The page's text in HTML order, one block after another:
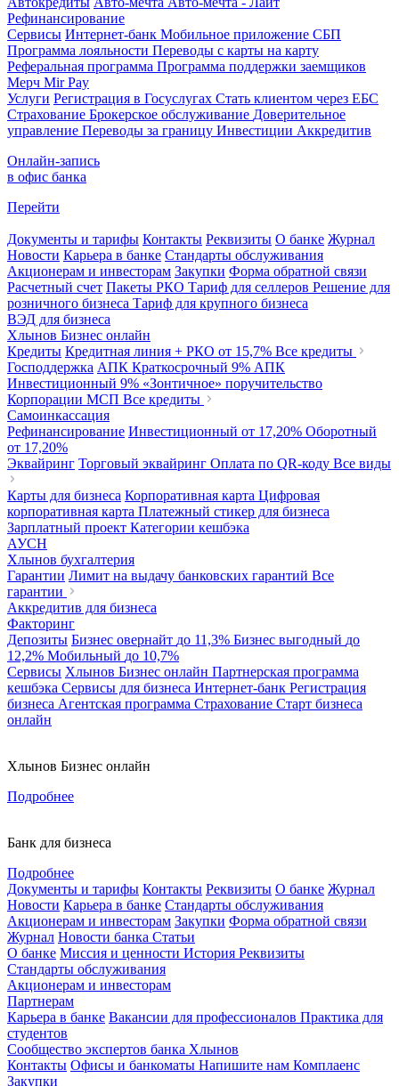
Рефинансирование
Сервисы Интернет-банк Мобильное приложение СБП
Программа лояльности Переводы с карты на карту
Реферальная программа Программа поддержки заемщиков
Мерч Mir Pay
Услуги Регистрация в Госуслугах Стать клиентом через ЕБС
Страхование Брокерское обслуживание Доверительное
управление Переводы за границу Инвестиции Аккредитив
Онлайн-запись
в офис банка
Перейти
Документы и тарифы Контакты Реквизиты О банке Журнал
Новости Карьера в банке Стандарты обслуживания
Акционерам и инвесторам Закупки Форма обратной связи
Расчетный счет Пакеты РКО Тариф для селлеров Решение для
розничного бизнеса Тариф для крупного бизнеса
ВЭД для бизнеса
Хлынов Бизнес онлайн
Кредиты Кредитная линия + РКО от 15,7% Все кредиты
Господдержка АПК Краткосрочный 9% АПК
Инвестиционный 9% «Зонтичное» поручительство
Корпорации МСП Все кредиты
Самоинкассация
Рефинансирование Инвестиционный от 17,20% Оборотный
от 17,20%
Эквайринг Торговый эквайринг Оплата по QR-коду Все виды
Карты для бизнеса Корпоративная карта Цифровая
корпоративная карта Платежный стикер для бизнеса
Зарплатный проект Категории кешбэка
АУСН
Хлынов бухгалтерия
Гарантии Лимит на выдачу банковских гарантий Все
гарантии
Аккредитив для бизнеса
Факторинг
Депозиты Бизнес овернайт до 11,3% Бизнес выгодный до
12,2% Мобильный до 10,7%
Сервисы Хлынов Бизнес онлайн Партнерская программа
кешбэка Сервисы для бизнеса Интернет-банк Регистрация
бизнеса Агентская программа Страхование Старт бизнеса
онлайн
Хлынов Бизнес онлайн
Подробнее
Банк для бизнеса
Подробнее
Документы и тарифы Контакты Реквизиты О банке Журнал
Новости Карьера в банке Стандарты обслуживания
Акционерам и инвесторам Закупки Форма обратной связи
Журнал Новости банка Статьи
О банке Миссия и ценности История Реквизиты
Стандарты обслуживания
Акционерам и инвесторам
Партнерам
Карьера в банке Вакансии для профессионалов Практика для
студентов
Сообщество экспертов банка Хлынов
Контакты Офисы и банкоматы Напишите нам Комплаенс
Закупки